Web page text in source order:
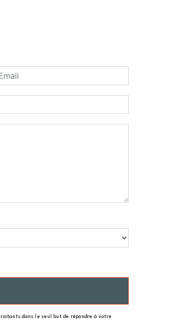
dans le seul but de répondre à votre